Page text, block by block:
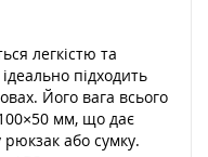
легкістю та
підходить
Його вага всього
мм, що дає
рюкзак або сумку.